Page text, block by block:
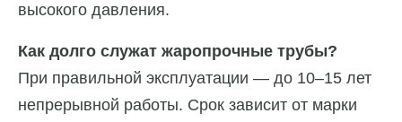
высокого давления.
Как долго служат жаропрочные трубы?
При правильной эксплуатации — до 10–15 лет
непрерывной работы. Срок зависит от марки